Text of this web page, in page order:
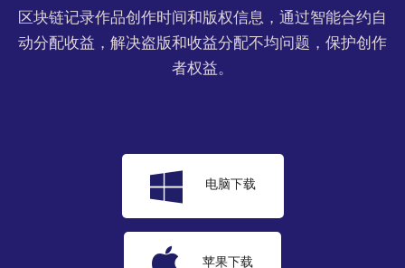
区块链记录作品创作时间和版权信息，通过智能合约自
动分配收益，解决盗版和收益分配不均问题，保护创作
者权益。
电脑下载
苹果下载